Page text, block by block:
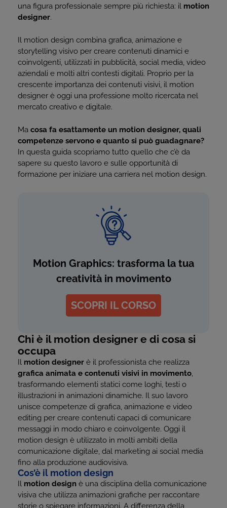
una figura professionale sempre più richiesta: il motion
designer.
Il motion design combina grafica, animazione e
storytelling visivo per creare contenuti dinamici e
coinvolgenti, utilizzati in pubblicità, social media, video
aziendali e molti altri contesti digitali. Proprio per la
crescente importanza dei contenuti visivi, il motion
designer è oggi una professione molto ricercata nel
mercato creativo e digitale.
Ma cosa fa esattamente un motion designer, quali
competenze servono e quanto si può guadagnare?
In questa guida scopriamo tutto quello che c’è da
sapere su questo lavoro e sulle opportunità di
formazione per iniziare una carriera nel motion design.
Motion Graphics: trasforma la tua
creatività in movimento
SCOPRI IL CORSO
Chi è il motion designer e di cosa si
occupa
Il motion designer è il professionista che realizza
grafica animata e contenuti visivi in movimento,
trasformando elementi statici come loghi, testi o
illustrazioni in animazioni dinamiche. Il suo lavoro
unisce competenze di grafica, animazione e video
editing per creare contenuti capaci di comunicare
messaggi in modo chiaro e coinvolgente. Oggi il
motion design è utilizzato in molti ambiti della
comunicazione digitale, dal marketing ai social media
fino alla produzione audiovisiva.
Cos’è il motion design
Il motion design è una disciplina della comunicazione
visiva che utilizza animazioni grafiche per raccontare
storie o spiegare informazioni. A differenza della